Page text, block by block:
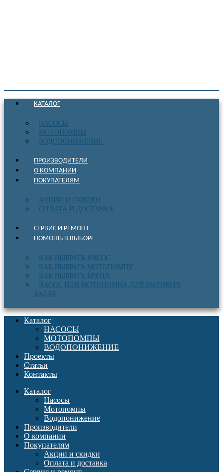
КАТАЛОГ
НАСОСЫ
МОТОПОМПЫ
ВОДОПОНИЖЕНИЕ
ПРОИЗВОДИТЕЛИ
О КОМПАНИИ
ПОКУПАТЕЛЯМ
АКЦИИ И СКИДКИ
ОПЛАТА И ДОСТАВКА
СЕРВИС И РЕМОНТ
ПОМОЩЬ В ВЫБОРЕ
КАК ВЫБРАТЬ НАСОС
КАК ВЫБРАТЬ МОТОПОМПУ
КАК ВЫБРАТЬ БРЕНД
НАСОС ИЛИ МОТОПОМПА ДЛЯ БЫТОВЫХ
ЗАДАЧ
Каталог
НАСОСЫ
МОТОПОМПЫ
ВОДОПОНИЖЕНИЕ
Проекты
Статьи
Контакты
Каталог
Насосы
Мотопомпы
Водопонижение
Производители
О компании
Покупателям
Акции и скидки
Оплата и доставка